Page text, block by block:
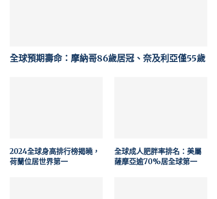
全球預期壽命：摩納哥86歲居冠、奈及利亞僅55歲
2024全球身高排行榜揭曉，
荷蘭位居世界第一
全球成人肥胖率排名：美屬
薩摩亞逾70%居全球第一